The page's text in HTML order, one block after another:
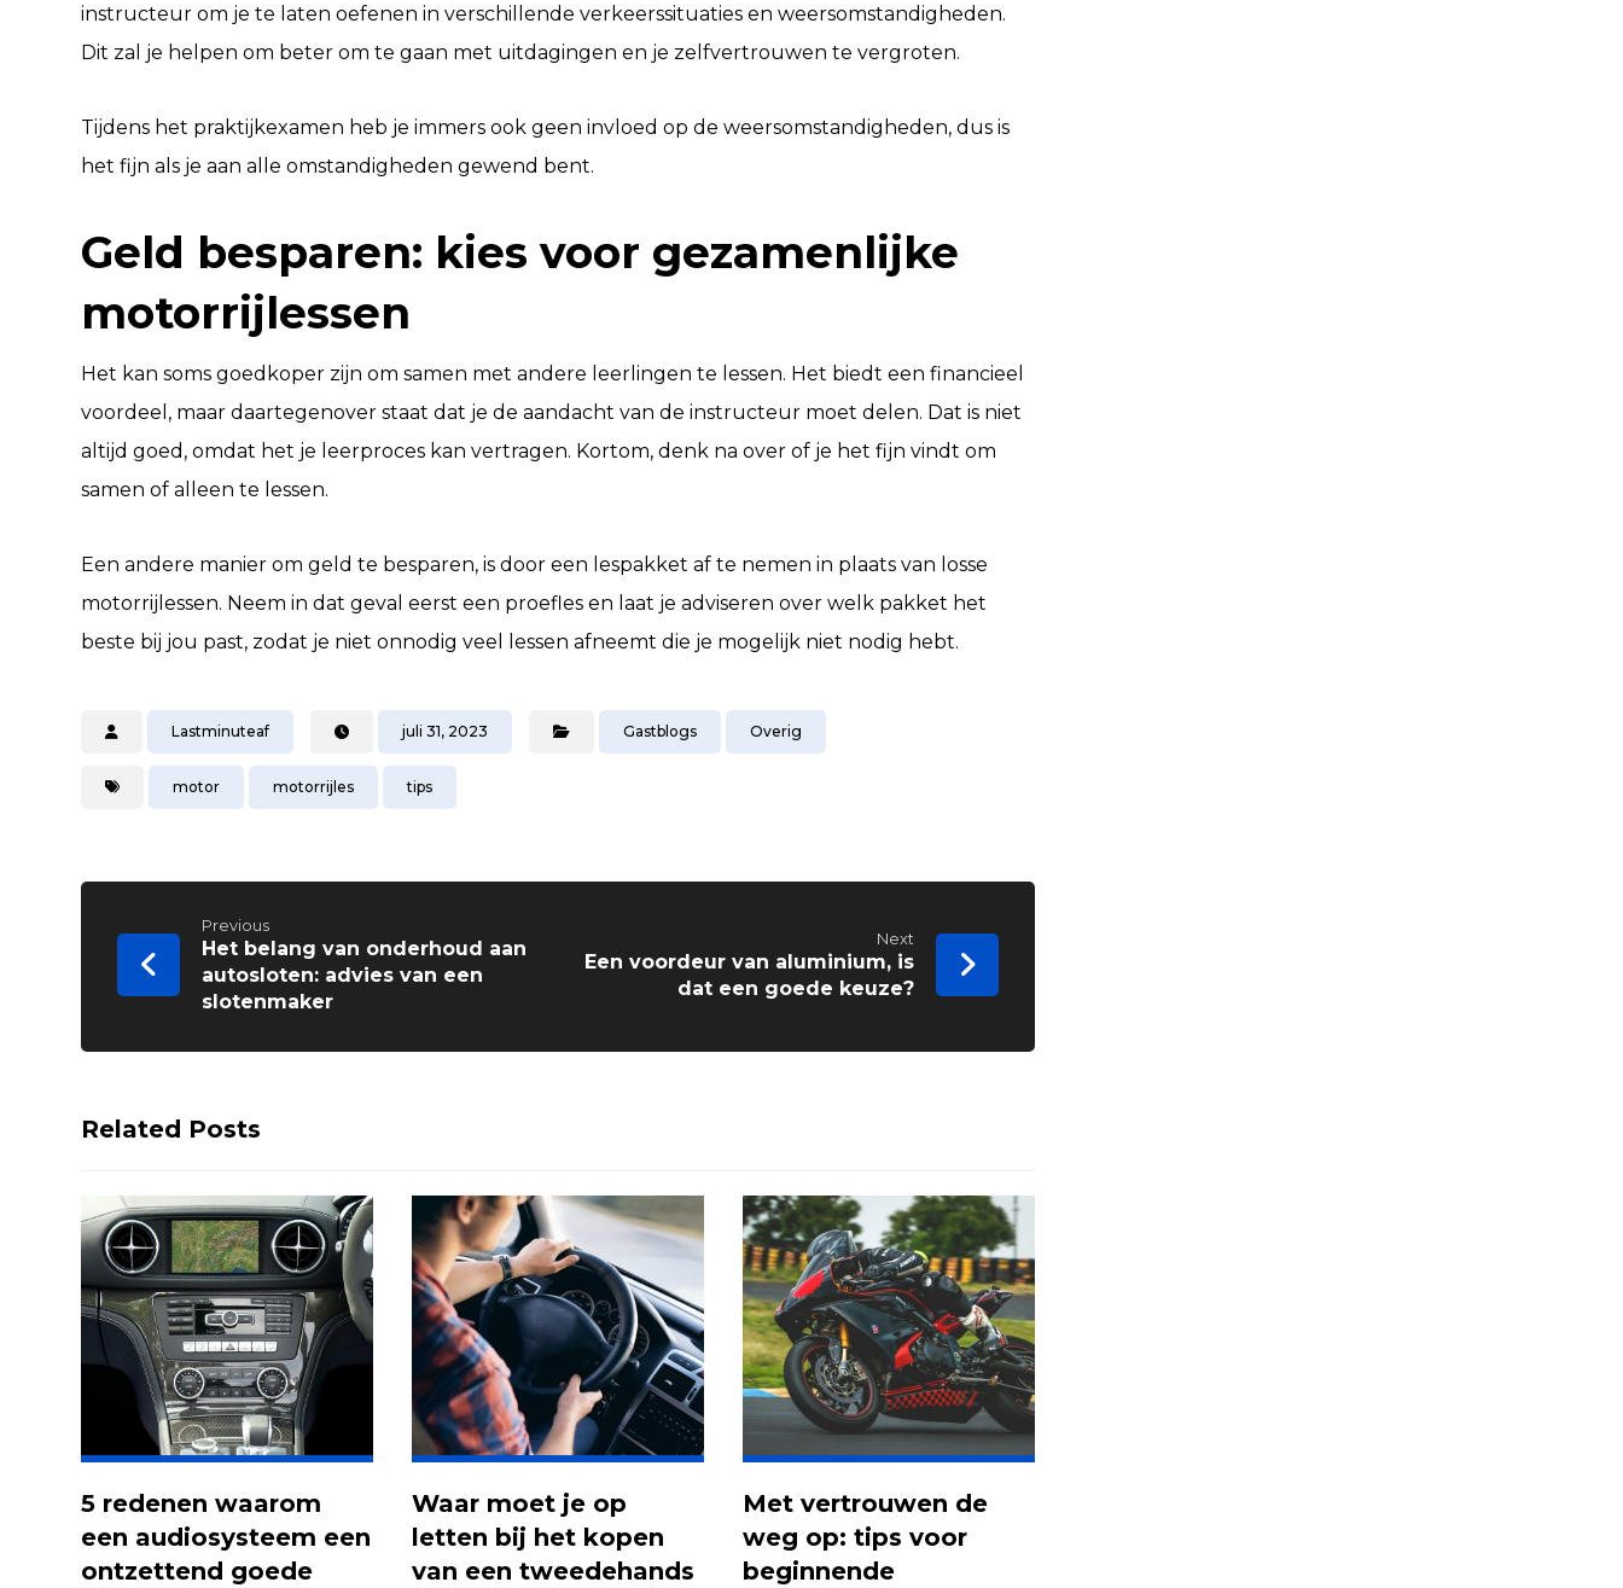
instructeur om je te laten oefenen in verschillende verkeerssituaties en weersomstandigheden.
Dit zal je helpen om beter om te gaan met uitdagingen en je zelfvertrouwen te vergroten.
Tijdens het praktijkexamen heb je immers ook geen invloed op de weersomstandigheden, dus is
het fijn als je aan alle omstandigheden gewend bent.
Geld besparen: kies voor gezamenlijke
motorrijlessen
Het kan soms goedkoper zijn om samen met andere leerlingen te lessen. Het biedt een financieel
voordeel, maar daartegenover staat dat je de aandacht van de instructeur moet delen. Dat is niet
altijd goed, omdat het je leerproces kan vertragen. Kortom, denk na over of je het fijn vindt om
samen of alleen te lessen.
Een andere manier om geld te besparen, is door een lespakket af te nemen in plaats van losse
motorrijlessen. Neem in dat geval eerst een proefles en laat je adviseren over welk pakket het
beste bij jou past, zodat je niet onnodig veel lessen afneemt die je mogelijk niet nodig hebt.
Lastminuteaf juli 31, 2023 Gastblogs Overig
motor motorrijles tips
Previous
Het belang van onderhoud aan
autosloten: advies van een
slotenmaker
Next
Een voordeur van aluminium, is
dat een goede keuze?
Related Posts
5 redenen waarom
een audiosysteem een
ontzettend goede
Waar moet je op
letten bij het kopen
van een tweedehands
Met vertrouwen de
weg op: tips voor
beginnende